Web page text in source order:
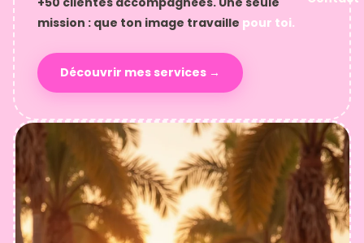
mission : que ton image travaille pour toi.
Découvrir mes services →